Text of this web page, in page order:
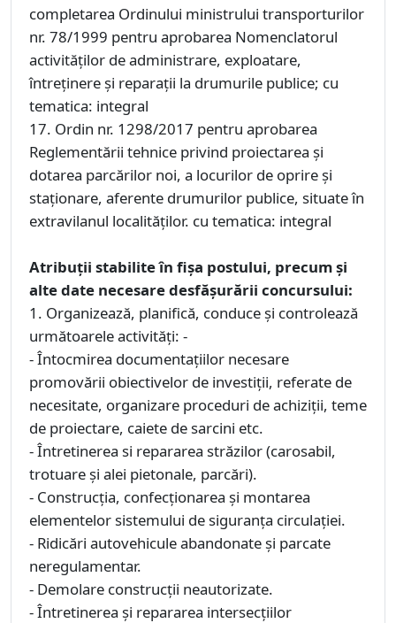
completarea Ordinului ministrului transporturilor
nr. 78/1999 pentru aprobarea Nomenclatorul
activităților de administrare, exploatare,
întreținere și reparații la drumurile publice; cu
tematica: integral
17. Ordin nr. 1298/2017 pentru aprobarea
Reglementării tehnice privind proiectarea și
dotarea parcărilor noi, a locurilor de oprire și
staționare, aferente drumurilor publice, situate în
extravilanul localităților. cu tematica: integral
Atribuții stabilite în fișa postului, precum și
alte date necesare desfășurării concursului:
1. Organizează, planifică, conduce și controlează
următoarele activități: -
- Întocmirea documentațiilor necesare
promovării obiectivelor de investiții, referate de
necesitate, organizare proceduri de achiziții, teme
de proiectare, caiete de sarcini etc.
- Întretinerea si repararea străzilor (carosabil,
trotuare și alei pietonale, parcări).
- Construcția, confecționarea și montarea
elementelor sistemului de siguranța circulației.
- Ridicări autovehicule abandonate şi parcate
neregulamentar.
- Demolare construcţii neautorizate.
- Întretinerea și repararea intersecțiilor